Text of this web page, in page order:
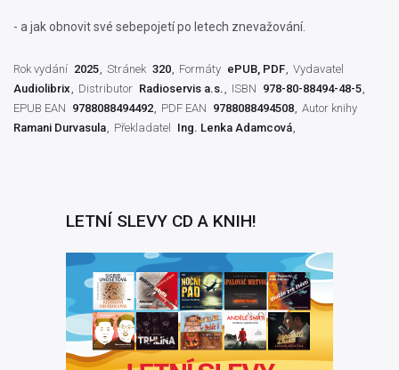
- a jak obnovit své sebepojetí po letech znevažování.
Rok vydání 2025 Stránek 320 Formáty ePUB, PDF Vydavatel
Audiolibrix
Distributor Radioservis a.s. ISBN 978-80-88494-48-5
EPUB EAN 9788088494492 PDF EAN 9788088494508 Autor knihy
Ramani Durvasula
Překladatel Ing. Lenka Adamcová
LETNÍ SLEVY CD A KNIH!